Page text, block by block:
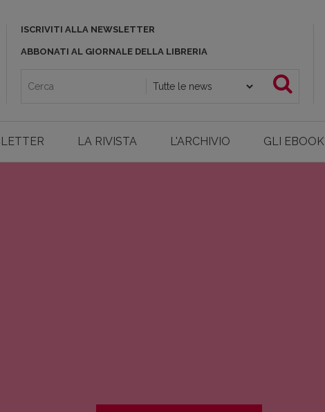
ISCRIVITI ALLA NEWSLETTER
ABBONATI AL GIORNALE DELLA LIBRERIA
LA RIVISTA L'ARCHIVIO GLI EBOOK